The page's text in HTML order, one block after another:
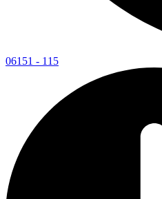
06151 - 115